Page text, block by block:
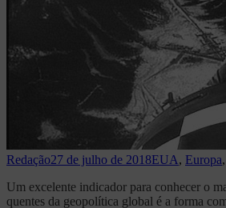
Redação27 de julho de 2018EUA, Europa,
Um excelente indicador para conhecer o
quentes da geopolítica global é a forma